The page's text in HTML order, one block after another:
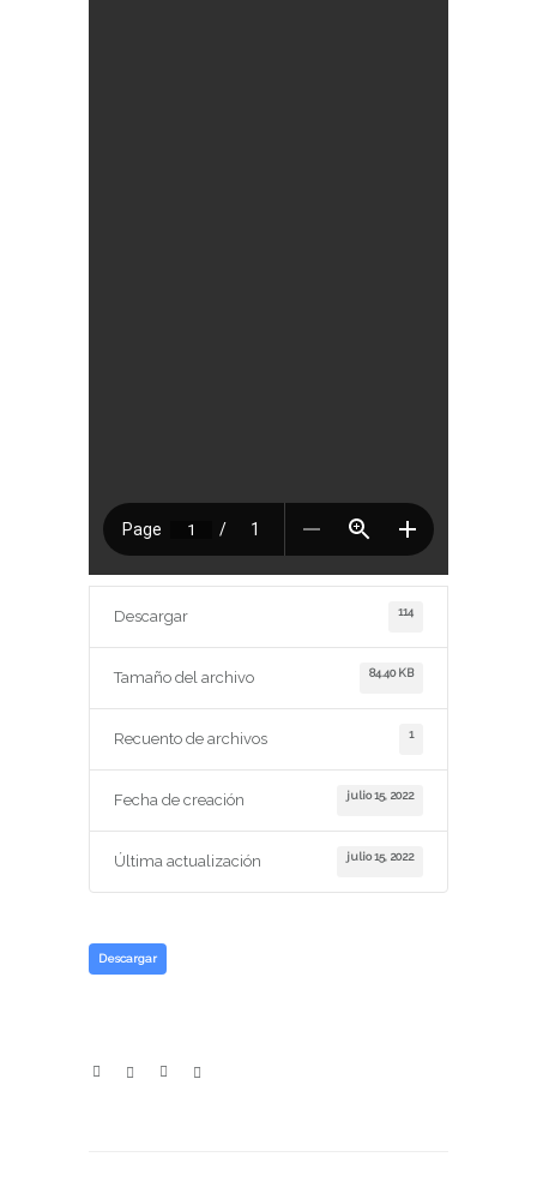
Descargar 114
Tamaño del archivo 84.40 KB
Recuento de archivos 1
Fecha de creación julio 15, 2022
Última actualización julio 15, 2022
Descargar